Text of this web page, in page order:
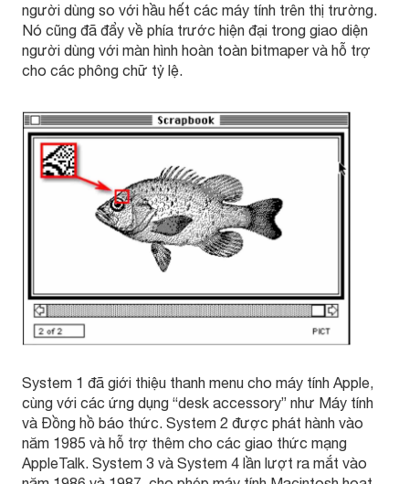
người dùng so với hầu hết các máy tính trên thị trường.
Nó cũng đã đẩy về phía trước hiện đại trong giao diện
người dùng với màn hình hoàn toàn bitmaper và hỗ trợ
cho các phông chữ tỷ lệ.
System 1 đã giới thiệu thanh menu cho máy tính Apple,
cùng với các ứng dụng “desk accessory” như Máy tính
và Đồng hồ báo thức. System 2 được phát hành vào
năm 1985 và hỗ trợ thêm cho các giao thức mạng
AppleTalk. System 3 và System 4 lần lượt ra mắt vào